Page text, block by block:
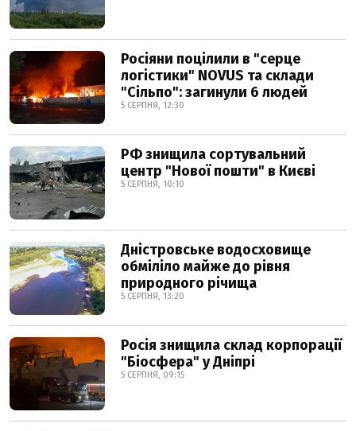
Росіяни поцілили в "серце
логістики" NOVUS та склади
"Сільпо": загинули 6 людей
5 СЕРПНЯ, 12:30
РФ знищила сортувальний
центр "Нової пошти" в Києві
5 СЕРПНЯ, 10:10
Дністровське водосховище
обміліло майже до рівня
природного річища
5 СЕРПНЯ, 13:20
Росія знищила склад корпорації
"Біосфера" у Дніпрі
5 СЕРПНЯ, 09:15